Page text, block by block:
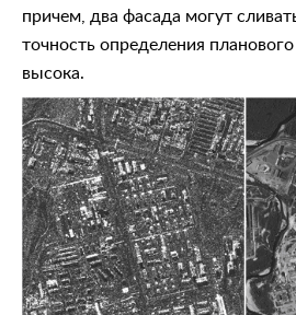
причем, два фасада могут
точность определения
высока.